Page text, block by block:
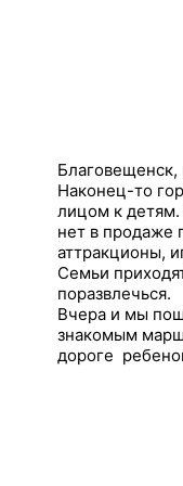
Благовещенск,
Наконец-то
лицом к
нет в продаже
аттракционы,
Семьи
поразвлечься.
Вчера и мы
знакомым
дороге